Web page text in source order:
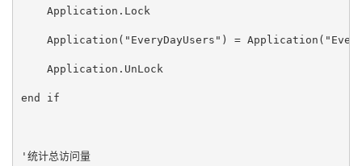
Application.Lock
Application("EveryDayUsers") =
Application.UnLock
end if
'统计总访问量